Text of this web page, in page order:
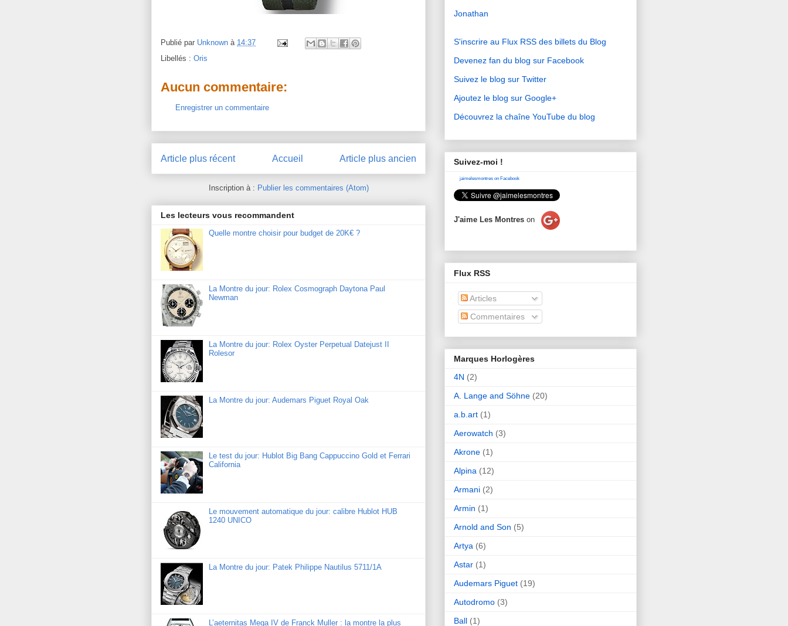
Publié par Unknown à 14:37
Libellés : Oris
Aucun commentaire:
Enregistrer un commentaire
Article plus récent Article plus ancien
Accueil
Inscription à : Publier les commentaires (Atom)
Les lecteurs vous recommandent
Quelle montre choisir pour budget de 20K€ ?
La Montre du jour: Rolex Cosmograph Daytona Paul
Newman
La Montre du jour: Rolex Oyster Perpetual Datejust II
Rolesor
La Montre du jour: Audemars Piguet Royal Oak
Le test du jour: Hublot Big Bang Cappuccino Gold et Ferrari
California
Le mouvement automatique du jour: calibre Hublot HUB
1240 UNICO
La Montre du jour: Patek Philippe Nautilus 5711/1A
L’aeternitas Mega IV de Franck Muller : la montre la plus
Jonathan
S'inscrire au Flux RSS des billets du Blog
Devenez fan du blog sur Facebook
Suivez le blog sur Twitter
Ajoutez le blog sur Google+
Découvrez la chaîne YouTube du blog
Suivez-moi !
jaimelesmontres on Facebook
J'aime Les Montres on
Flux RSS
Articles
Commentaires
Marques Horlogères
4N (2)
A. Lange and Söhne (20)
a.b.art (1)
Aerowatch (3)
Akrone (1)
Alpina (12)
Armani (2)
Armin (1)
Arnold and Son (5)
Artya (6)
Astar (1)
Audemars Piguet (19)
Autodromo (3)
Ball (1)